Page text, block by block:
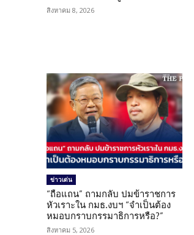
สิงหาคม 8, 2026
ข่าวเด่น
“ถือแถน” ถามกลับ ปมข้าราชการ
หัวเราะใน กมธ.งบฯ “จำเป็นต้อง
หมอบกราบกรรมาธิการหรือ?”
สิงหาคม 5, 2026